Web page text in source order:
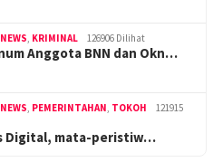
, KRIMINAL 126906 Dilihat
Anggota BNN dan Okn…
, PEMERINTAHAN, TOKOH
121915
Digital, mata-peristiw…